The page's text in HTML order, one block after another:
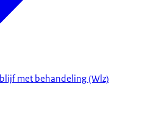
met behandeling (Wlz)